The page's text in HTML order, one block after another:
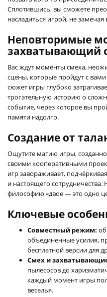
Сплотившись, вы сможете
насладиться игрой, не
Неповторимые
захватывающий
Вас ждут моменты смеха,
сцены, которые пройдут с
сюжет игры глубоко
трогательную историю о
событие, через которое вы
памяти надолго.
Создание от
Ощутите магию игры,
своими кооперативными
игр завораживает,
и настоящего
философию «двое — это одно
Ключевые
Совместный режим:
объединенные усилия,
бесплатной версии для
Смех и
пылесосов до
каждый момент игры
веселья.